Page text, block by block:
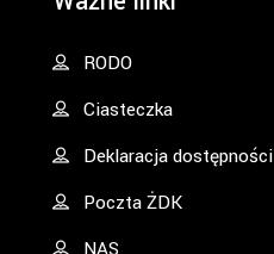
RODO
Ciasteczka
Deklaracja dostępności
Poczta ŻDK